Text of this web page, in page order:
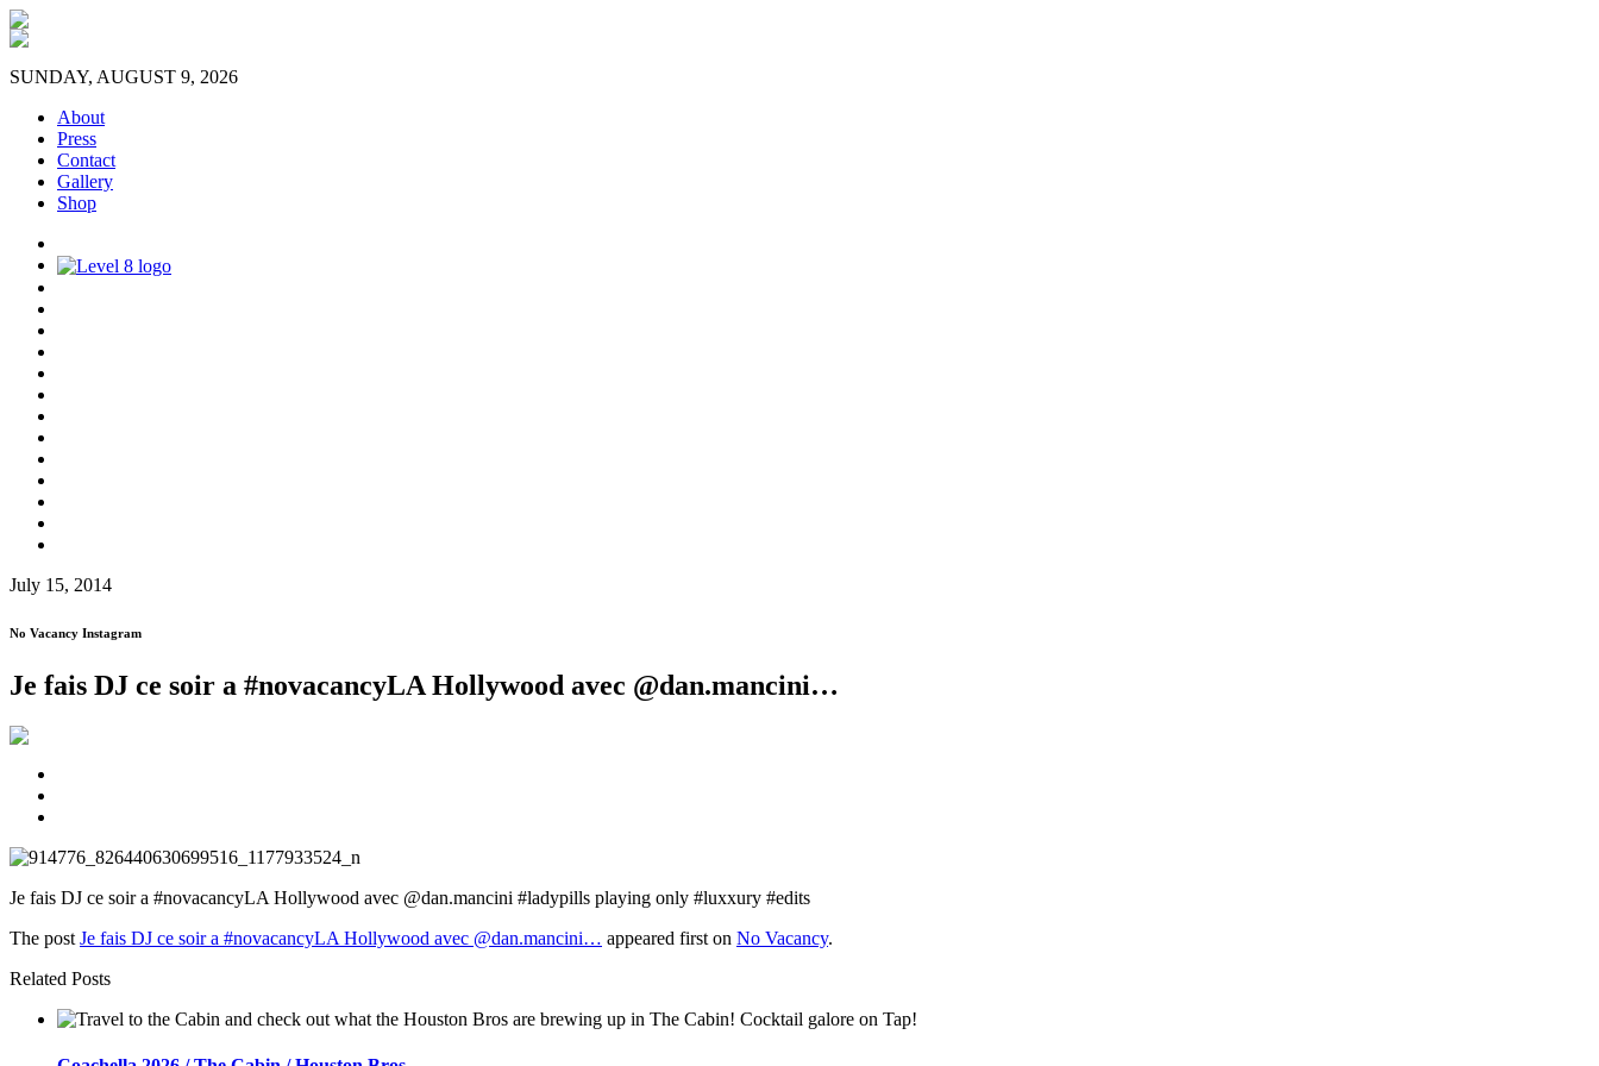
SUNDAY, AUGUST 9, 2026
About
Press
Contact
Gallery
Shop
July 15, 2014
No Vacancy Instagram
Je fais DJ ce soir a #novacancyLA Hollywood avec @dan.mancini…
Je fais DJ ce soir a #novacancyLA Hollywood avec @dan.mancini #ladypills playing only #luxxury #edits
The post Je fais DJ ce soir a #novacancyLA Hollywood avec @dan.mancini… appeared first on No Vacancy.
Related Posts